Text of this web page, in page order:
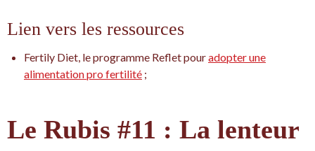
Lien vers les ressources
Fertily Diet, le programme Reflet pouradopter une
alimentation pro fertilité ;
Le Rubis #11 : La lenteur